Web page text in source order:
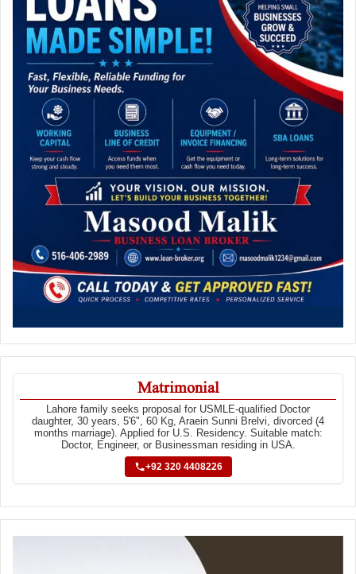
Matrimonial
Lahore family seeks proposal for USMLE-qualified Doctor
daughter, 30 years, 5'6", 60 Kg, Araein Sunni Brelvi, divorced (4
months marriage). Applied for U.S. Residency. Suitable match:
Doctor, Engineer, or Businessman residing in USA.
+92 320 4408226